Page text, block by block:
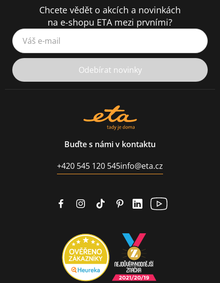
Chcete vědět o akcích a novinkách
na e-shopu ETA mezi prvními?
Váš e-mail
Odebírat novinky
Buďte s námi v kontaktu
+420 545 120 545info@eta.cz